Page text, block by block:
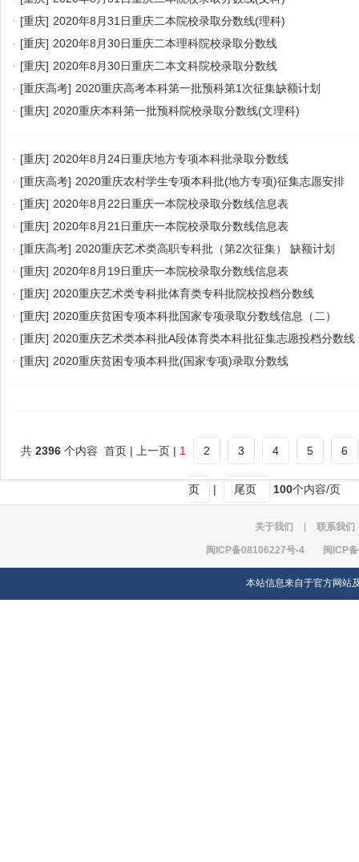
· [重庆] 2020年8月31日重庆二本院校录取分数线(理科)
· [重庆] 2020年8月30日重庆二本理科院校录取分数线
· [重庆] 2020年8月30日重庆二本文科院校录取分数线
· [重庆高考] 2020重庆高考本科第一批预科第1次征集缺额计划
· [重庆] 2020重庆本科第一批预科院校录取分数线(文理科)
· [重庆] 2020年8月24日重庆地方专项本科批录取分数线
· [重庆高考] 2020重庆农村学生专项本科批(地方专项)征集志愿安排
· [重庆] 2020年8月22日重庆一本院校录取分数线信息表
· [重庆] 2020年8月21日重庆一本院校录取分数线信息表
· [重庆高考] 2020重庆艺术类高职专科批（第2次征集） 缺额计划
· [重庆] 2020年8月19日重庆一本院校录取分数线信息表
· [重庆] 2020重庆艺术类专科批体育类专科批院校投档分数线
· [重庆] 2020重庆贫困专项本科批国家专项录取分数线信息（二）
· [重庆] 2020重庆艺术类本科批A段体育类本科批征集志愿投档分数线
· [重庆] 2020重庆贫困专项本科批(国家专项)录取分数线
共 2396 个内容 首页 | 上一页 | 1 2 3 4 5 6
页 | 尾页 100个内容/页
关于我们 联系我们
闽ICP备08106227号-4 闽ICP
本站信息来自于官方网站